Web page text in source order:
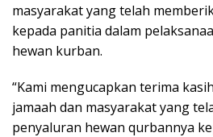
masyarakat yang telah
kepada panitia dalam
hewan kurban.
“Kami mengucapkan terima
jamaah dan masyarakat yang
penyaluran hewan qurbannya